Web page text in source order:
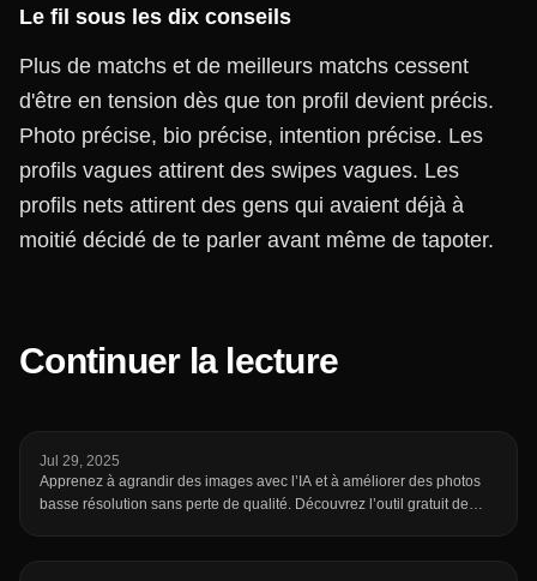
Le fil sous les dix conseils
Plus de matchs et de meilleurs matchs cessent
d'être en tension dès que ton profil devient précis.
Photo précise, bio précise, intention précise. Les
profils vagues attirent des swipes vagues. Les
profils nets attirent des gens qui avaient déjà à
moitié décidé de te parler avant même de tapoter.
Continuer la lecture
Jul 29, 2025
Apprenez à agrandir des images avec l’IA et à améliorer des photos
basse résolution sans perte de qualité. Découvrez l’outil gratuit de